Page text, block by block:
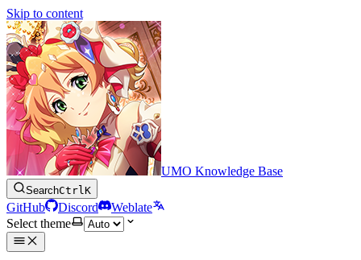
Skip to content
UMO Knowledge Base
SearchCtrlK
GitHub Discord
Weblate
Select theme